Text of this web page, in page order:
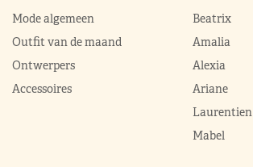
Mode algemeen
Outfit van de maand
Ontwerpers
Accessoires
Beatrix
Amalia
Alexia
Ariane
Laurentien
Mabel